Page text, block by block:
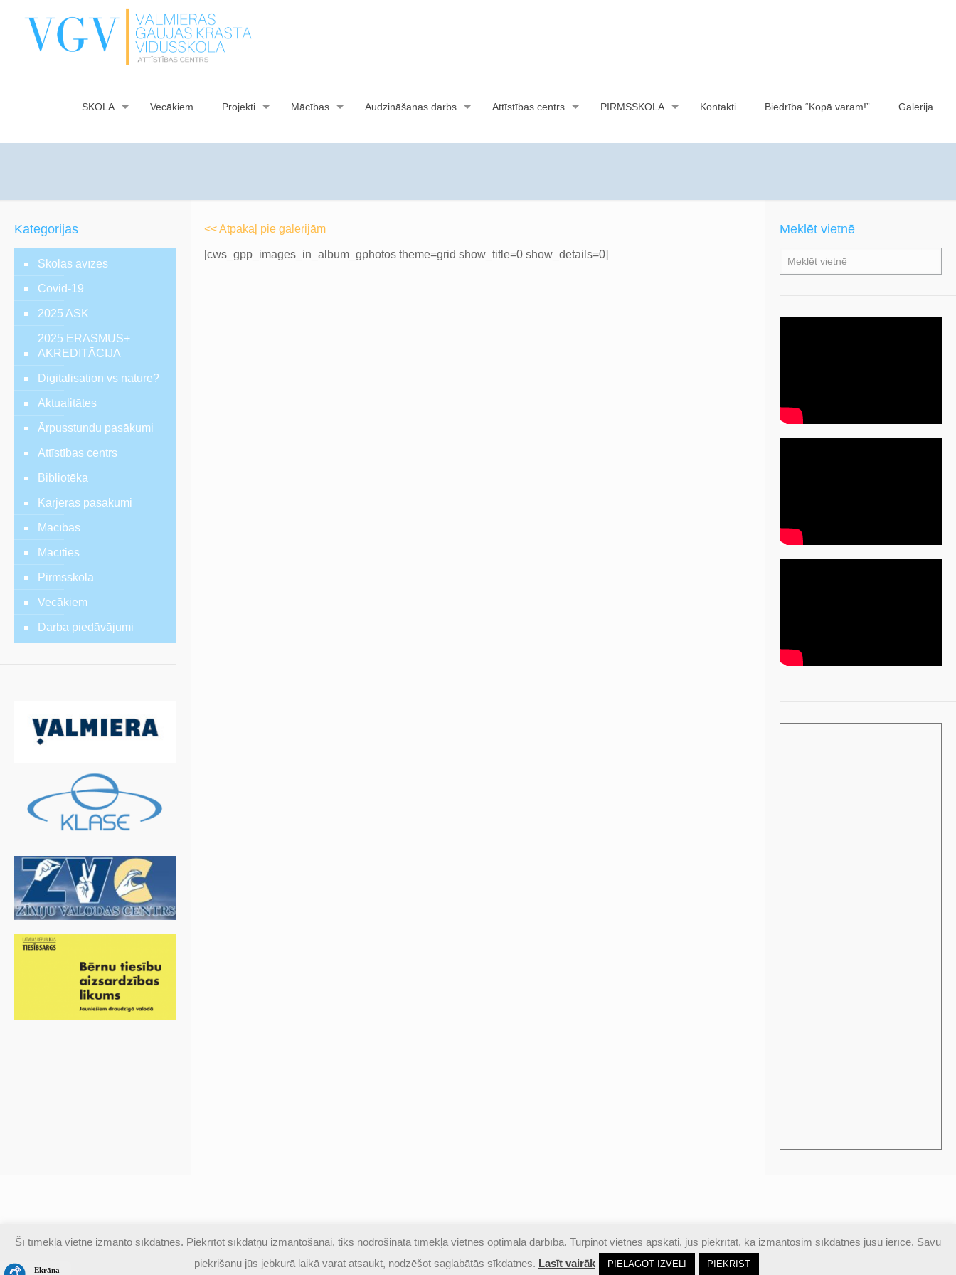
SKOLA Vecākiem Projekti Mācības Audzināšanas darbs Attīstības centrs PIRMSSKOLA Kontakti Biedrība “Kopā varam!” Galerija
<< Atpakaļ pie galerijām
[cws_gpp_images_in_album_gphotos theme=grid show_title=0 show_details=0]
Kategorijas
Skolas avīzes
Covid-19
2025 ASK
2025 ERASMUS+
AKREDITĀCIJA
Digitalisation vs nature?
Aktualitātes
Ārpusstundu pasākumi
Attīstības centrs
Bibliotēka
Karjeras pasākumi
Mācības
Mācīties
Pirmsskola
Vecākiem
Darba piedāvājumi
Meklēt vietnē
© Valmieras Gaujas krasta vidusskola | Visas autortiesības aizsargātas |Piekļūstamības paziņojums
Šī tīmekļa vietne izmanto sīkdatnes. Piekrītot sīkdatņu izmantošanai, tiks nodrošināta tīmekļa vietnes optimāla darbība. Turpinot vietnes apskati, jūs piekrītat, ka izmantosim sīkdatnes jūsu ierīcē. Savu
piekrišanu jūs jebkurā laikā varat atsaukt, nodzēšot saglabātās sīkdatnes. Lasīt vairāk PIELĀGOT IZVĒLI PIEKRIST